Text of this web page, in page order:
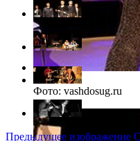
Фото: vashdosug.ru
Предыдущее изображение